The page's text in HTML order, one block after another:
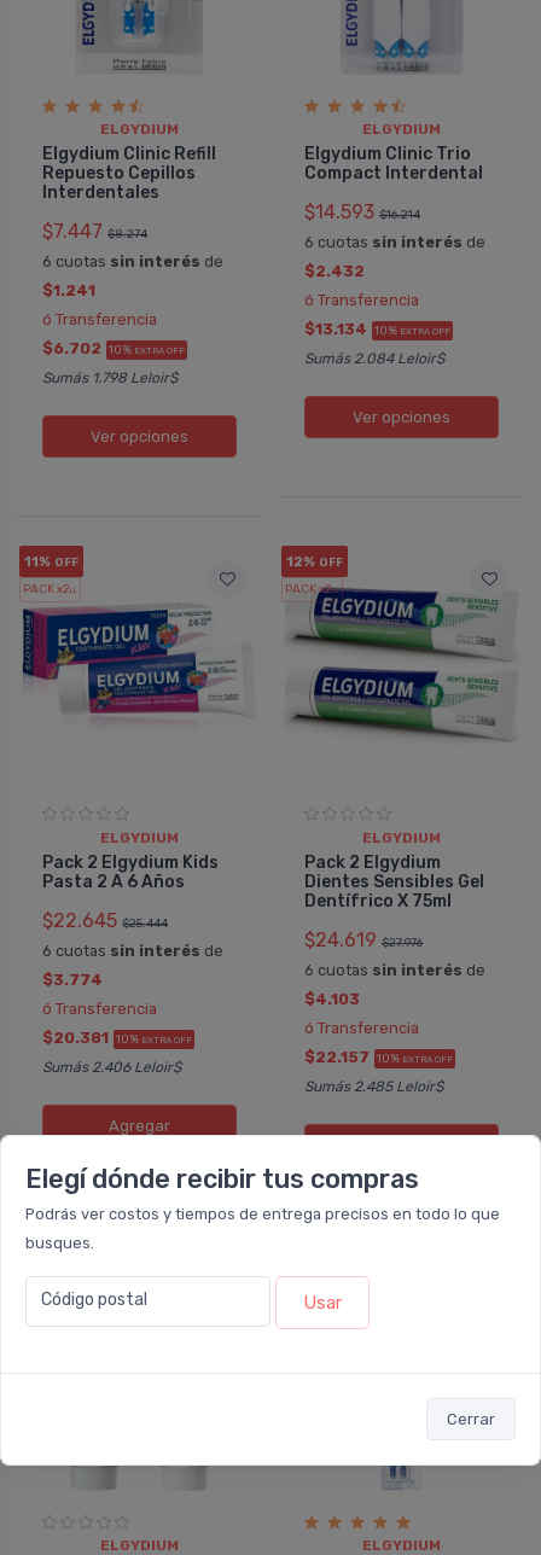
Elegí dónde recibir tus compras
Podrás ver costos y tiempos de entrega precisos en todo lo que
busques.
Código postal Usar
Cerrar
ELGYDIUM
Elgydium Clinic Refill
Repuesto Cepillos
Interdentales
$7.447 $8.274
6 cuotas sin interés de
$1.241
ó Transferencia
$6.702 10% EXTRA OFF
Sumás 1.798 Leloir$
Ver opciones
ELGYDIUM
Elgydium Clinic Trio
Compact Interdental
$14.593 $16.214
6 cuotas sin interés de
$2.432
ó Transferencia
$13.134 10% EXTRA OFF
Sumás 2.084 Leloir$
Ver opciones
11% OFF
PACK x2u.
ELGYDIUM
Pack 2 Elgydium Kids
Pasta 2 A 6 Años
$22.645 $25.444
6 cuotas sin interés de
$3.774
ó Transferencia
$20.381 10% EXTRA OFF
Sumás 2.406 Leloir$
Agregar
12% OFF
PACK x2u.
ELGYDIUM
Pack 2 Elgydium
Dientes Sensibles Gel
Dentí­frico X 75ml
$24.619 $27.976
6 cuotas sin interés de
$4.103
ó Transferencia
$22.157 10% EXTRA OFF
Sumás 2.485 Leloir$
COMBO
ELGYDIUM ELGYDIUM